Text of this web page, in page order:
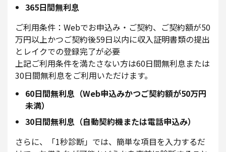
365日間無利息
ご利用条件：Webでお申込み・ご契約、ご契約額が50
万円以上かつご契約後59日以内に収入証明書類の提出
とレイクでの登録完了が必要
上記ご利用条件を満たさない方は60日間無利息または
30日間無利息をご利用いただけます。
60日間無利息（Web申込みかつご契約額が50万円
未満）
30日間無利息（自動契約機または電話申込み）
さらに、「1秒診断」では、簡単な項目を入力するだ